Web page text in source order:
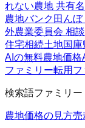
れない農地 共有
農地バンク 田ん
外農業委員会 相談
住宅相続土地国庫
AIの無料農地価格
ファミリー転用フ
検索語ファミリー
農地価格の見方売